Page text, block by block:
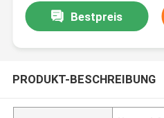
Bestpreis
PRODUKT-BESCHREIBUNG